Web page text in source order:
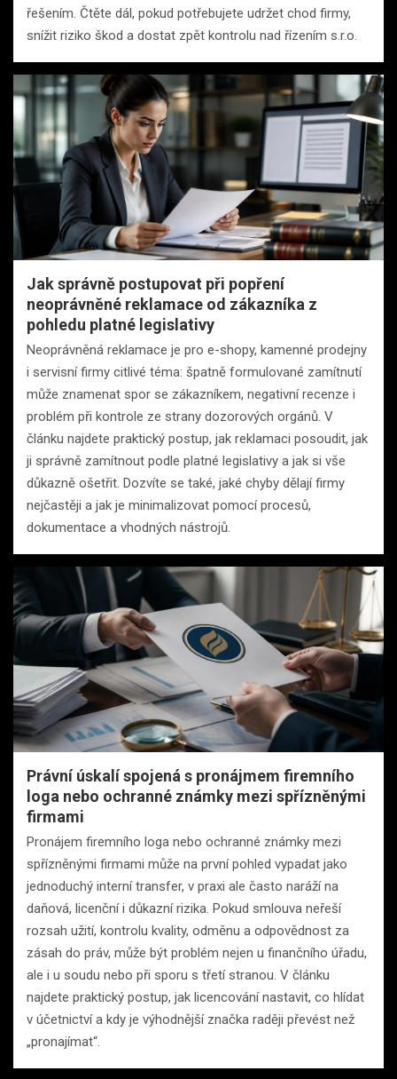
řešením. Čtěte dál, pokud potřebujete udržet chod firmy,
snížit riziko škod a dostat zpět kontrolu nad řízením s.r.o.
Jak správně postupovat při popření
neoprávněné reklamace od zákazníka z
pohledu platné legislativy
Neoprávněná reklamace je pro e-shopy, kamenné prodejny
i servisní firmy citlivé téma: špatně formulované zamítnutí
může znamenat spor se zákazníkem, negativní recenze i
problém při kontrole ze strany dozorových orgánů. V
článku najdete praktický postup, jak reklamaci posoudit, jak
ji správně zamítnout podle platné legislativy a jak si vše
důkazně ošetřit. Dozvíte se také, jaké chyby dělají firmy
nejčastěji a jak je minimalizovat pomocí procesů,
dokumentace a vhodných nástrojů.
Právní úskalí spojená s pronájmem firemního
loga nebo ochranné známky mezi spřízněnými
firmami
Pronájem firemního loga nebo ochranné známky mezi
spřízněnými firmami může na první pohled vypadat jako
jednoduchý interní transfer, v praxi ale často naráží na
daňová, licenční i důkazní rizika. Pokud smlouva neřeší
rozsah užití, kontrolu kvality, odměnu a odpovědnost za
zásah do práv, může být problém nejen u finančního úřadu,
ale i u soudu nebo při sporu s třetí stranou. V článku
najdete praktický postup, jak licencování nastavit, co hlídat
v účetnictví a kdy je výhodnější značka raději převést než
„pronajímat“.